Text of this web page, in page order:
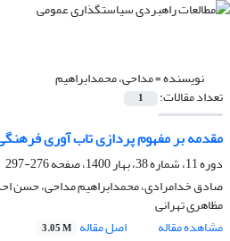
نویسنده =مداحی، محمدابراهیم
تعداد مقالات: 1
مقدمه بر مفهوم پردازی تاب آوری
دوره 11، شماره 38، بهار 1400، صفحه
276-297
صادق خدامرادی، محمدابراهیم مداحی، حسن
مظاهری تهرانی
مشاهده مقاله
اصل مقاله 3.05 M